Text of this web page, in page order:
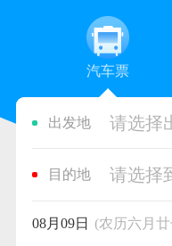
汽车票
出发地 请选择
目的地 请选择
08月09日 (农历六月